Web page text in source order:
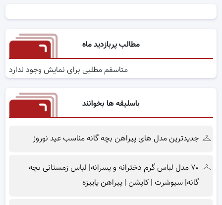
مطالب پربازدید ماه
متاسفم مطلبی برای نمایش وجود ندارد
باسلیقه ها بخوانند
جدیدترین مدل های پیراهن بچه گانه مناسب عید نوروز
۷۰ مدل لباس گرم دخترانه و پسرانه| لباس زمستانی بچه
گانه| سیوشرت | کاپشن | پیراهن پاییزه